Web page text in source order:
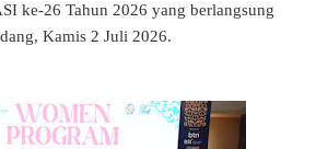
ke-26 Tahun 2026 yang berlangsung
Kamis 2 Juli 2026.